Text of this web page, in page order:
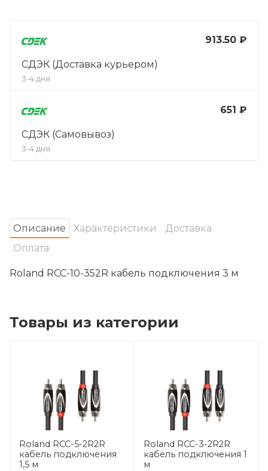
913.50 ₽
СДЭК (Доставка курьером)
3-4 дня
651 ₽
СДЭК (Самовывоз)
3-4 дня
Oписание Характеристики
Доставка
Оплата
Roland RCC-10-352R кабель подключения 3 м
Товары из категории
Roland RCC-5-2R2R
кабель подключения
1,5 м
Roland RCC-3-2R2R
кабель подключения 1
м